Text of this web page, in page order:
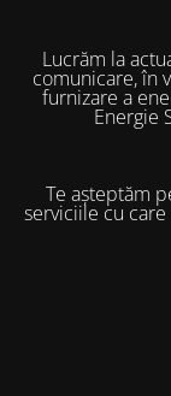
Lucrăm la
comunicare, în
furnizare a
Energie
Te așteptăm
serviciile cu